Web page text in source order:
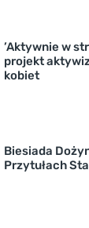
’Aktywnie w
projekt
kobiet
Biesiada
Przytułach